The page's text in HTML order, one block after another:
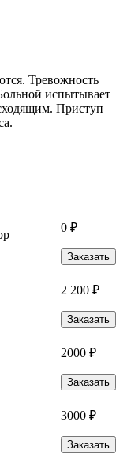
Тревожность
испытывает
Приступ
0 ₽
Заказать
2 200 ₽
Заказать
2000 ₽
Заказать
3000 ₽
Заказать